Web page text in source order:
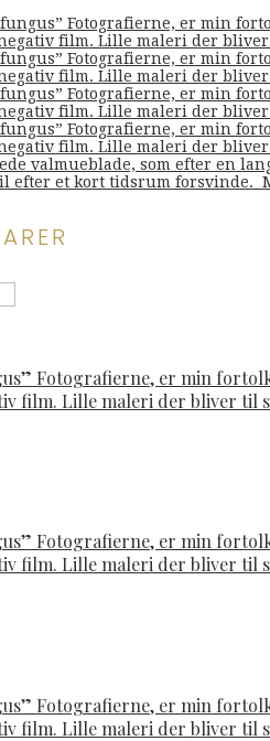
Fotografierne, er min
film. Lille maleri der
Fotografierne, er min
film. Lille maleri der
Fotografierne, er min
film. Lille maleri der
Fotografierne, er min
film. Lille maleri der
valmueblade, som efter en
efter et kort tidsrum forsvinde.
Fotografierne, er min
film. Lille maleri der bliver til
Fotografierne, er min
film. Lille maleri der bliver til
Fotografierne, er min
film. Lille maleri der bliver til